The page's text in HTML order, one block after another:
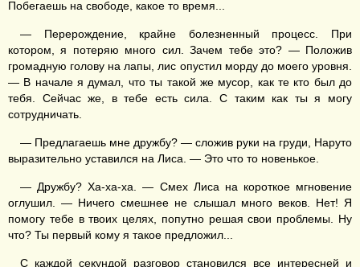
Побегаешь на свободе, какое то время...
— Перерождение, крайне болезненный процесс. При
котором, я потеряю много сил. Зачем тебе это? — Положив
громадную голову на лапы, лис опустил морду до моего уровня.
— В начале я думал, что ты такой же мусор, как те кто был до
тебя. Сейчас же, в тебе есть сила. С таким как ты я могу
сотрудничать.
— Предлагаешь мне дружбу? — сложив руки на груди, Наруто
выразительно уставился на Лиса. — Это что то новенькое.
— Дружбу? Ха-ха-ха. — Смех Лиса на короткое мгновение
оглушил. — Ничего смешнее не слышал много веков. Нет! Я
помогу тебе в твоих целях, попутно решая свои проблемы. Ну
что? Ты первый кому я такое предложил...
С каждой секундой разговор становился все интересней и